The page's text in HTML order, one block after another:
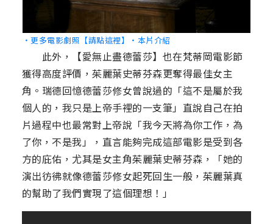
‧更多電影劇照【請點這裡】 ‧本片介紹
此外，【愛無止盡德蕾莎】也在梵蒂岡電影節
獲得高度評價，茱麗葉史蒂芬森更奪得最佳女主
角。瑞德回憶德蕾莎修女曾說過的「這不是屬於我
個人的，我只是上帝手裡的一支筆」直說自己在拍
片過程中也最常對上帝說「我今天將為你工作，為
了你，不是我」，直言能夠完成這部電影是受到各
方的庇佑，尤其是女主角茱麗葉史蒂芬森，「她的
演出彷彿就像德蕾莎修女起死回生一般，茱麗葉真
的幫助了我們實現了這個理想！」